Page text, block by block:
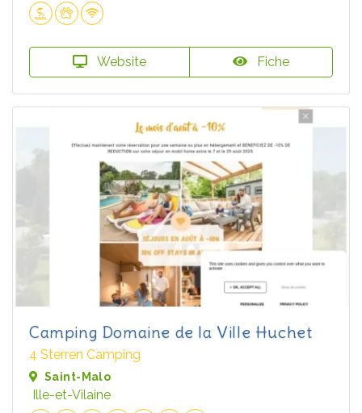
Website Fiche
Camping Domaine de la Ville Huchet
4 Sterren Camping
Saint-Malo
Ille-et-Vilaine